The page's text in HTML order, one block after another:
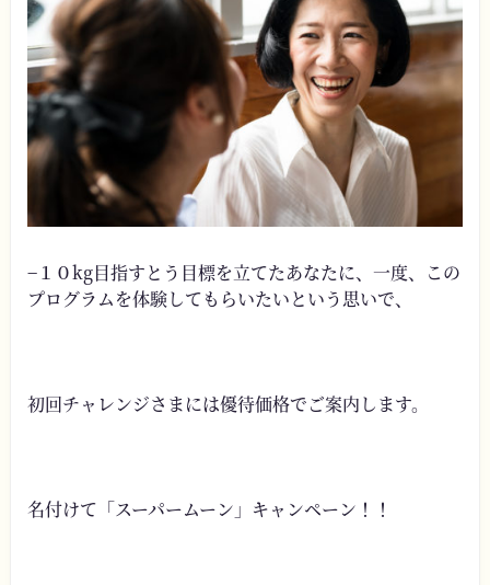
−１０kg目指すとう目標を立てたあなたに、一度、この
プログラムを体験してもらいたいという思いで、
初回チャレンジさまには優待価格でご案内します。
名付けて「スーパームーン」キャンペーン！！